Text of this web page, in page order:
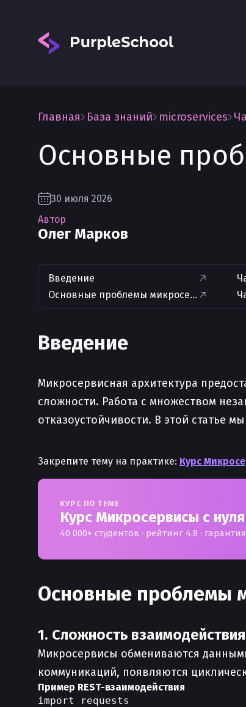
Главная База знаний microservices
Основные
30 июля 2026
Автор
Олег Марков
Введение
Основные проблемы микросервисов
Введение
Микросервисная архитектура
сложности. Работа с множеством
отказоустойчивости. В этой статье
Закрепите тему на практике: Курс
КУРС ПО ТЕМЕ
Курс Микросервисы с нуля
40 000+ студентов · рейтинг 4.8 ·
Основные проблемы
1. Сложность взаимодействия
Микросервисы обмениваются
коммуникаций, появляются
Пример REST-взаимодействия
import requests